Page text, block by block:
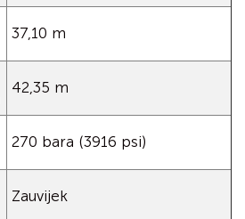
37,10 m
42,35 m
270 bara (3916 psi)
Zauvijek